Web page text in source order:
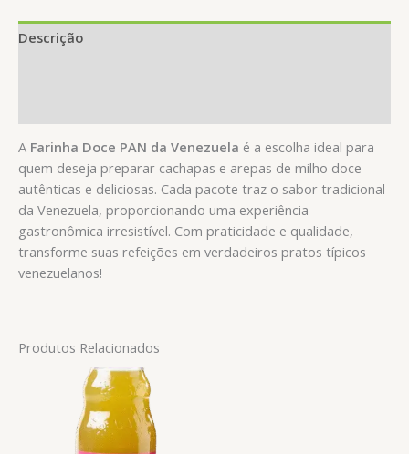
Descrição
A Farinha Doce PAN da Venezuela é a escolha ideal para
quem deseja preparar cachapas e arepas de milho doce
autênticas e deliciosas. Cada pacote traz o sabor tradicional
da Venezuela, proporcionando uma experiência
gastronômica irresistível. Com praticidade e qualidade,
transforme suas refeições em verdadeiros pratos típicos
venezuelanos!
Produtos Relacionados